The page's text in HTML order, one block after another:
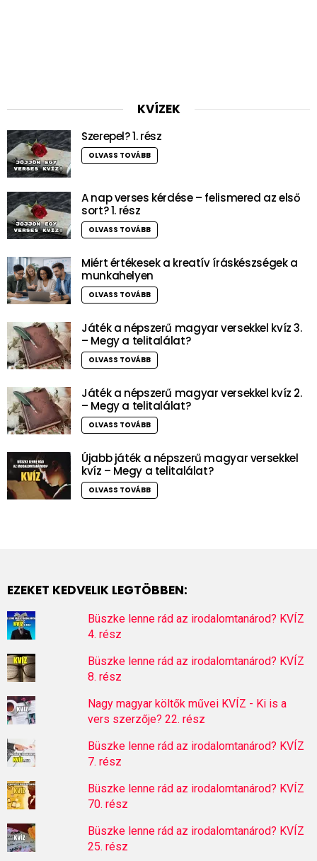
KVÍZEK
Szerepel? 1. rész
OLVASS TOVÁBB
A nap verses kérdése – felismered az első
sort? 1. rész
OLVASS TOVÁBB
Miért értékesek a kreatív íráskészségek a
munkahelyen
OLVASS TOVÁBB
Játék a népszerű magyar versekkel kvíz 3.
– Megy a telitalálat?
OLVASS TOVÁBB
Játék a népszerű magyar versekkel kvíz 2.
– Megy a telitalálat?
OLVASS TOVÁBB
Újabb játék a népszerű magyar versekkel
kvíz – Megy a telitalálat?
OLVASS TOVÁBB
EZEKET KEDVELIK LEGTÖBBEN:
Büszke lenne rád az irodalomtanárod? KVÍZ
4. rész
Büszke lenne rád az irodalomtanárod? KVÍZ
8. rész
Nagy magyar költők művei KVÍZ - Ki is a
vers szerzője? 22. rész
Büszke lenne rád az irodalomtanárod? KVÍZ
7. rész
Büszke lenne rád az irodalomtanárod? KVÍZ
70. rész
Büszke lenne rád az irodalomtanárod? KVÍZ
25. rész